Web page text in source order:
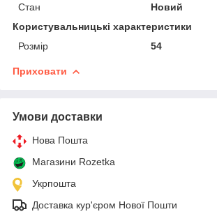
Стан
Новий
Користувальницькі характеристики
Розмір
54
Приховати
Умови доставки
Нова Пошта
Магазини Rozetka
Укрпошта
Доставка кур'єром Нової Пошти